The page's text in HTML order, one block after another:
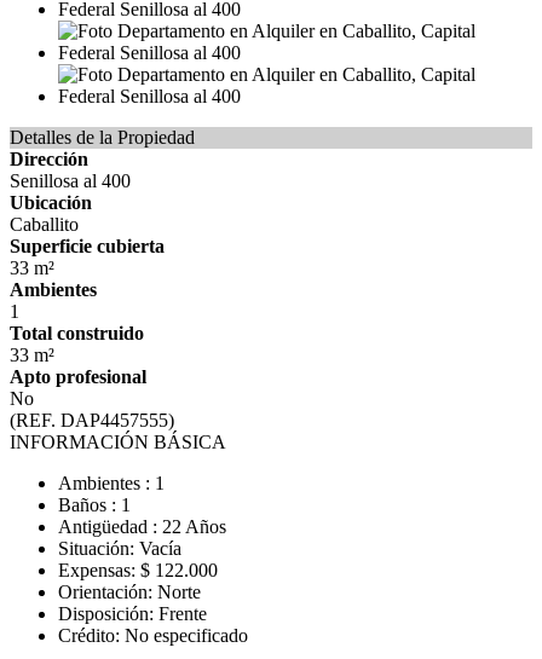
Detalles de la Propiedad
Dirección
Senillosa al 400
Ubicación
Caballito
Superficie cubierta
33 m²
Ambientes
1
Total construido
33 m²
Apto profesional
No
(REF. DAP4457555)
INFORMACIÓN BÁSICA
Ambientes : 1
Baños : 1
Antigüedad : 22 Años
Situación: Vacía
Expensas: $ 122.000
Orientación: Norte
Disposición: Frente
Crédito: No especificado